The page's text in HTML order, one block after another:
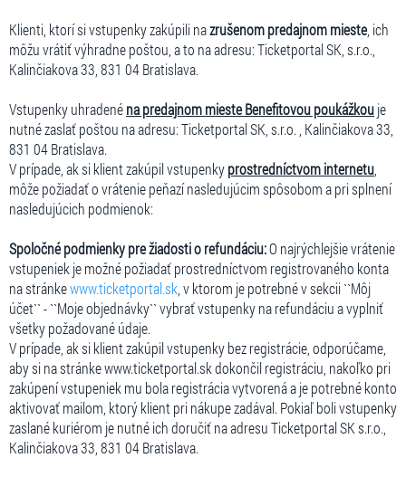
Klienti, ktorí si vstupenky zakúpili nazrušenom predajnom mieste, ich
môžu vrátiť výhradne poštou, a to na adresu: Ticketportal SK, s.r.o.,
Kalinčiakova 33, 831 04 Bratislava.
Vstupenky uhradenéna predajnom mieste Benefitovou poukážkouje
nutné zaslať poštou na adresu: Ticketportal SK, s.r.o. , Kalinčiakova 33,
831 04 Bratislava.
V prípade, ak si klient zakúpil vstupenkyprostredníctvom internetu
môže požiadať o vrátenie peňazí nasledujúcim spôsobom a pri splnení
nasledujúcich podmienok:
Spoločné podmienky pre žiadosti o refundáciu:O najrýchlejšie vrátenie
vstupeniek je možné požiadať prostredníctvom registrovaného konta
na stránkewww.ticketportal.sk , v ktorom je potrebné v sekcii ``Môj
účet`` - ``Moje objednávky`` vybrať vstupenky na refundáciu a vyplniť
všetky požadované údaje.
V prípade, ak si klient zakúpil vstupenky bez registrácie, odporúčame,
aby si na stránke www.ticketportal.sk dokončil registráciu, nakoľko pri
zakúpení vstupeniek mu bola registrácia vytvorená a je potrebné konto
aktivovať mailom, ktorý klient pri nákupe zadával. Pokiaľ boli vstupenky
zaslané kuriérom je nutné ich doručiť na adresu Ticketportal SK s.r.o.,
Kalinčiakova 33, 831 04 Bratislava.